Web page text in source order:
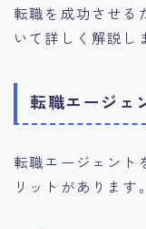
転職を成功させる
いて詳しく解説し
転職エージェ
転職エージェント
リットがあります。